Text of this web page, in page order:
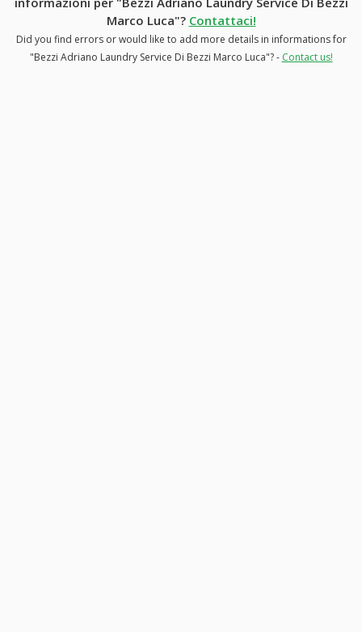
Marco Luca"? Contattaci!
Did you find errors or would like to add more details in informations for
"Bezzi Adriano Laundry Service Di Bezzi Marco Luca"? - Contact us!